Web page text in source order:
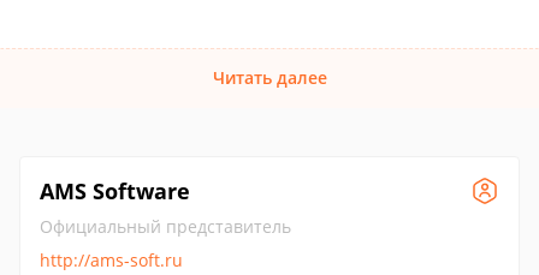
Читать далее
AMS Software
Официальный представитель
http://ams-soft.ru